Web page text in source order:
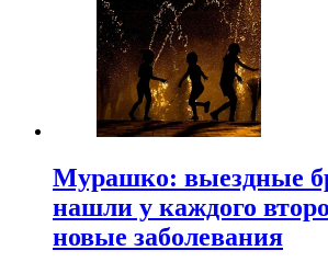
Мурашко: выездные
нашли у каждого
новые заболевания